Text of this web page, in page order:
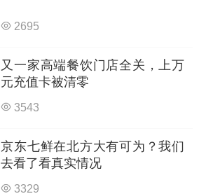
2695
又一家高端餐饮门店全关，上万
元充值卡被清零
3543
京东七鲜在北方大有可为？我们
去看了看真实情况
3329